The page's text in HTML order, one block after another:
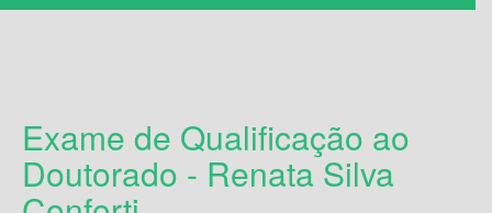
Exame de Qualificação ao
Doutorado - Renata Silva